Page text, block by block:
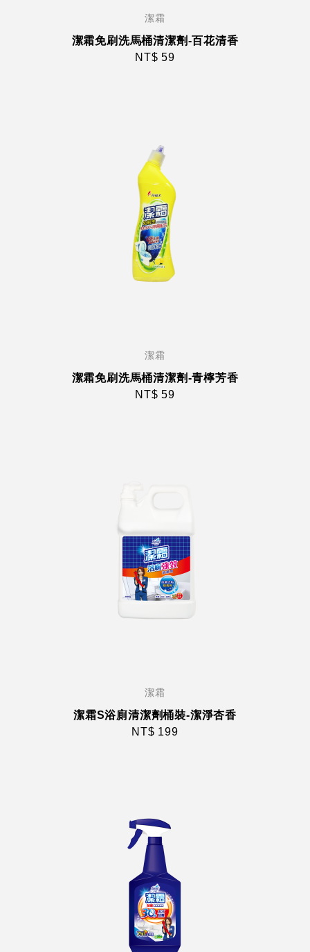
潔霜
潔霜免刷洗馬桶清潔劑-百花清香
NT$ 59
潔霜
潔霜免刷洗馬桶清潔劑-青檸芳香
NT$ 59
潔霜
潔霜S浴廁清潔劑桶裝-潔淨杏香
NT$ 199